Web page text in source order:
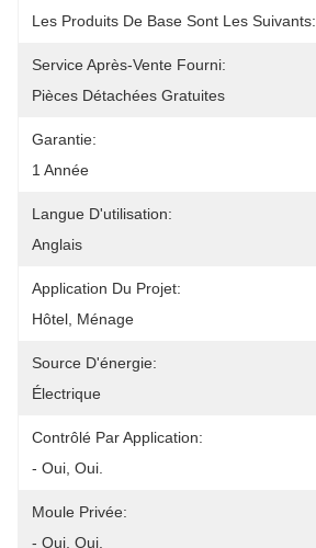
Les Produits De Base Sont Les Suivants:
Service Après-Vente Fourni:
Pièces Détachées Gratuites
Garantie:
1 Année
Langue D'utilisation:
Anglais
Application Du Projet:
Hôtel, Ménage
Source D'énergie:
Électrique
Contrôlé Par Application:
- Oui, Oui.
Moule Privée:
- Oui, Oui.